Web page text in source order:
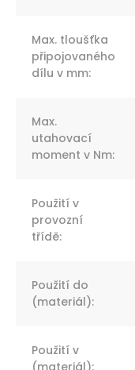
Max. tloušťka
připojovaného
dílu v mm:
Max.
utahovací
moment v Nm:
Použití v
provozní
třídě:
Použití do
(materiál):
Použití v
(materiál):